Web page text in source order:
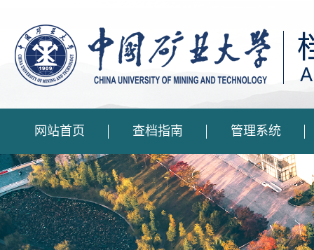
网站首页 查档指南 管理系统